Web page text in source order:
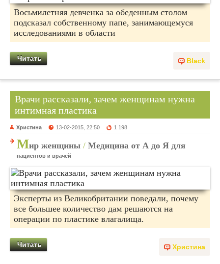
Восьмилетняя девченка за обеденным столом
подсказал собственному папе, занимающемуся
исследованиями в области
Black
Читать
Врачи рассказали, зачем женщинам нужна
интимная пластика
Христина 13-02-2015, 22:50 1 198
Мир женщины / Медицина от А до Я для
пациентов и врачей
Эксперты из Великобритании поведали, почему
все большее количество дам решаются на
операции по пластике влагалища.
Христина
Читать